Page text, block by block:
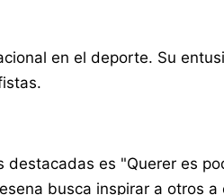
en el deporte. Su
es "Querer es
busca inspirar a otros a